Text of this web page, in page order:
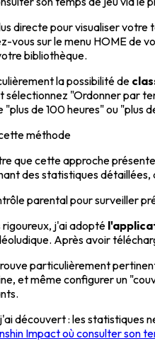
directe pour visualiser
vous sur le menu HOME de
bibliothèque.
la possibilité de
sélectionnez "Ordonner par
de 100 heures" ou "plus
méthode
que cette approche
des statistiques
parental pour surveiller
rigoureux, j'ai adopté
Après avoir
particulièrement
et même configurer un
découvert : les statistiques
Impact où consulter son